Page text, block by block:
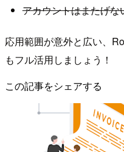
アカウントはまたげな
応用範囲が意外と広い、
もフル活用しましょう！
この記事をシェアする